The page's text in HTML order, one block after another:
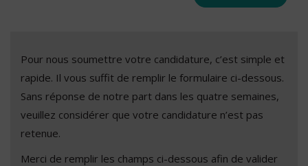
Pour nous soumettre votre candidature, c’est simple et
rapide. Il vous suffit de remplir le formulaire ci-dessous.
Sans réponse de notre part dans les quatre semaines,
veuillez considérer que votre candidature n’est pas
retenue.
Merci de remplir les champs ci-dessous afin de valider